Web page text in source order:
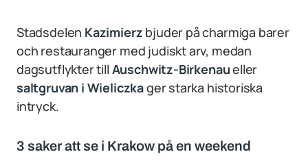
Stadsdelen Kazimierz bjuder på charmiga barer
och restauranger med judiskt arv, medan
dagsutflykter till Auschwitz-Birkenaueller
saltgruvan i Wieliczkager starka historiska
intryck.
3 saker att se i Krakow på en weekend